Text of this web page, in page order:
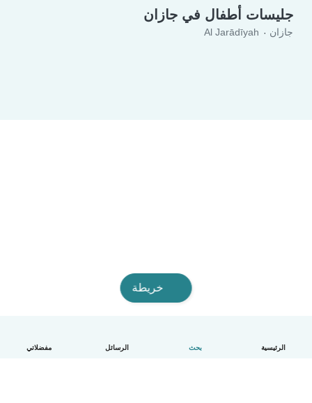
الرئيسية بحث الرسائل مفضلاتي
جليسات أطفال في جازان
جازان Al Jarādīyah
خريطة